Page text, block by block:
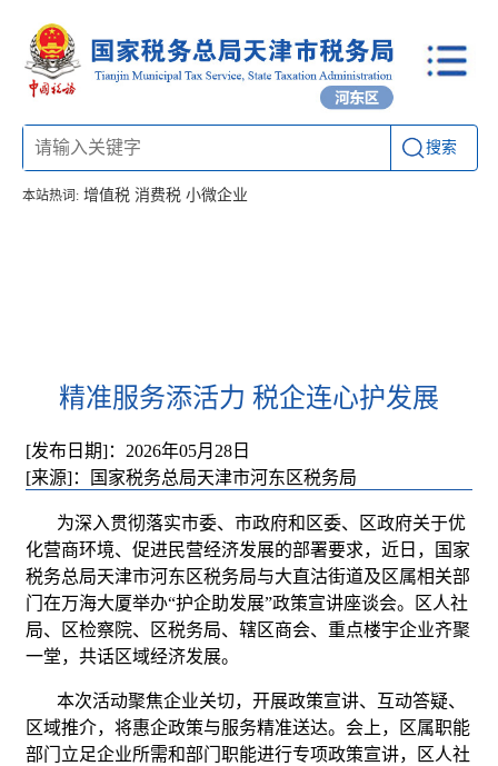
搜索
本站热词: 增值税 消费税 小微企业
精准服务添活力 税企连心护发展
[发布日期]：2026年05月28日
[来源]：国家税务总局天津市河东区税务局
为深入贯彻落实市委、市政府和区委、区政府关于优
化营商环境、促进民营经济发展的部署要求，近日，国家
税务总局天津市河东区税务局与大直沽街道及区属相关部
门在万海大厦举办“护企助发展”政策宣讲座谈会。区人社
局、区检察院、区税务局、辖区商会、重点楼宇企业齐聚
一堂，共话区域经济发展。
本次活动聚焦企业关切，开展政策宣讲、互动答疑、
区域推介，将惠企政策与服务精准送达。会上，区属职能
部门立足企业所需和部门职能进行专项政策宣讲，区人社